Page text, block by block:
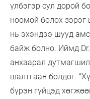
үлбэгэр сул дорой
ноомой болох зэрэг
нь эхэндээ шууд
байж болно. Иймд
анхаарал
шалтгаан болдог.
бүрэн гүйцэд